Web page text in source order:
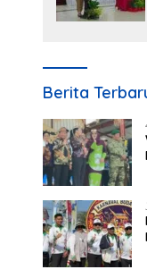
Berita